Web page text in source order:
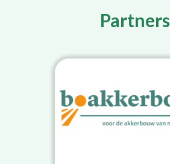
Partners